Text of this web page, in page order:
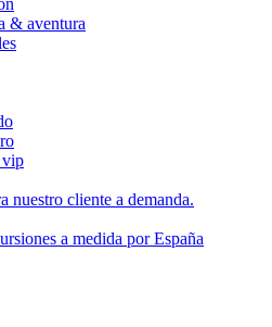
& aventura
vip
nuestro cliente a demanda.
a medida por España